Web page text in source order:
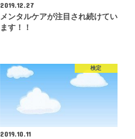
2019.12.27
メンタルケアが注目され続けてい
ます！！
検定
2019.10.11